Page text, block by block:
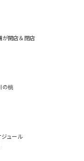
が開店＆閉店
の桃
ュール